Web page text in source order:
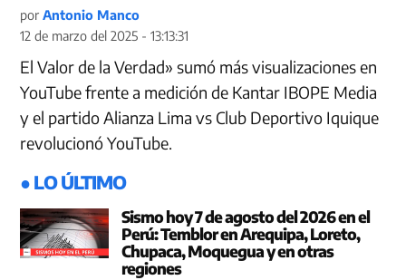
por Antonio Manco
12 de marzo del 2025 - 13:13:31
El Valor de la Verdad» sumó más visualizaciones en
YouTube frente a medición de Kantar IBOPE Media
y el partido Alianza Lima vs Club Deportivo Iquique
revolucionó YouTube.
● LO ÚLTIMO
Sismo hoy 7 de agosto del 2026 en el
Perú: Temblor en Arequipa, Loreto,
Chupaca, Moquegua y en otras
regiones